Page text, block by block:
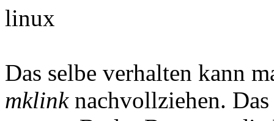
Das selbe verhalten kann
mklinknachvollziehen. Das